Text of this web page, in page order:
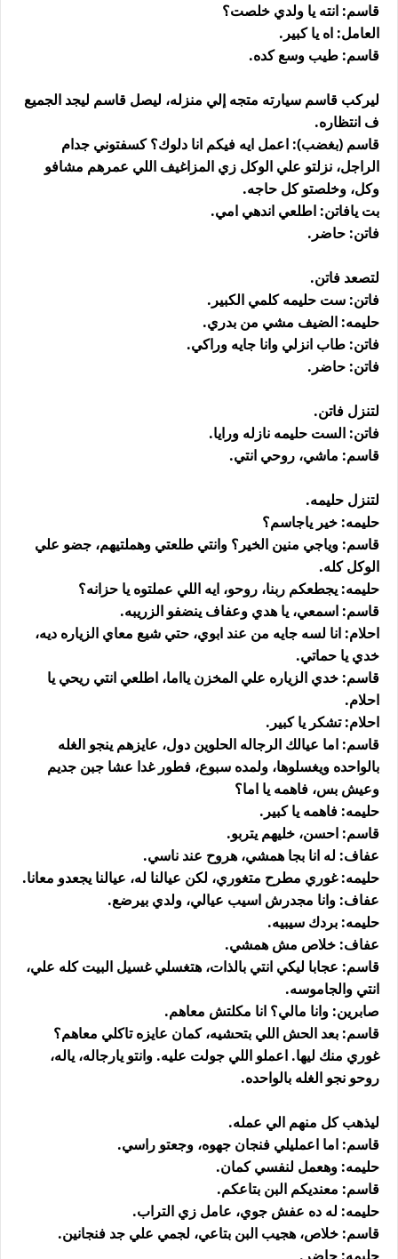
قاسم: انته يا ولدي خلصت؟
العامل: اه يا كبير.
قاسم: طيب وسع كده.
ليركب قاسم سيارته متجه إلي منزله، ليصل قاسم ليجد الجميع
ف انتظاره.
قاسم (بغضب): اعمل ايه فيكم انا دلوك؟ كسفتوني جدام
الراجل، نزلتو علي الوكل زي المزاغيف اللي عمرهم مشافو
وكل، وخلصتو كل حاجه.
بت يافاتن: اطلعي اندهي امي.
فاتن: حاضر.
لتصعد فاتن.
فاتن: ست حليمه كلمي الكبير.
حليمه: الضيف مشي من بدري.
فاتن: طاب انزلي وانا جايه وراكي.
فاتن: حاضر.
لتنزل فاتن.
فاتن: الست حليمه نازله ورايا.
قاسم: ماشي، روحي انتي.
لتنزل حليمه.
حليمه: خير ياجاسم؟
قاسم: وياجي منين الخير؟ وانتي طلعتي وهملتيهم، جضو علي
الوكل كله.
حليمه: يجطعكم ربنا، روحو، ايه اللي عملتوه يا حزانه؟
قاسم: اسمعي، يا هدي وعفاف ينضفو الزريبه.
احلام: انا لسه جايه من عند ابوي، حتي شيع معاي الزياره ديه،
خدي يا حماتي.
قاسم: خدي الزياره علي المخزن يااما، اطلعي انتي ريحي يا
احلام.
احلام: تشكر يا كبير.
قاسم: اما عيالك الرجاله الحلوين دول، عايزهم ينجو الغله
بالواحده ويغسلوها، ولمده سبوع، فطور غدا عشا جبن جديم
وعيش بس، فاهمه يا اما؟
حليمه: فاهمه يا كبير.
قاسم: احسن، خليهم يتربو.
عفاف: له انا بجا همشي، هروح عند ناسي.
حليمه: غوري مطرح متغوري، لكن عيالنا له، عيالنا يجعدو معانا.
عفاف: وانا مجدرش اسيب عيالي، ولدي بيرضع.
حليمه: بردك سيبيه.
عفاف: خلاص مش همشي.
قاسم: عجابا ليكي انتي بالذات، هتغسلي غسيل البيت كله علي،
انتي والجاموسه.
صابرين: وانا مالي؟ انا مكلتش معاهم.
قاسم: بعد الحش اللي بتحشيه، كمان عايزه تاكلي معاهم؟
غوري منك ليها. اعملو اللي جولت عليه. وانتو يارجاله، ياله،
روحو نجو الغله بالواحده.
ليذهب كل منهم الي عمله.
قاسم: اما اعمليلي فنجان جهوه، وجعتو راسي.
حليمه: وهعمل لنفسي كمان.
قاسم: معنديكم البن بتاعكم.
حليمه: له ده عفش جوي، عامل زي التراب.
قاسم: خلاص، هجيب البن بتاعي، لجمي علي جد فنجانين.